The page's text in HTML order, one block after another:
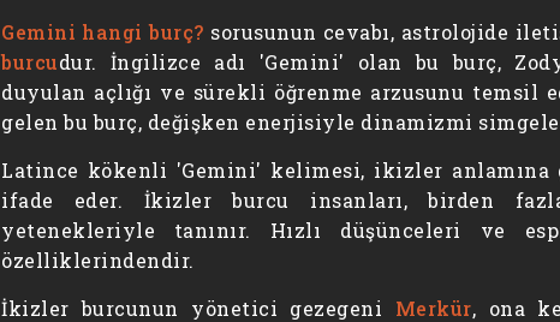
Gemini hangi burç? sorusunun cevabı, astrolojide
burcudur. İngilizce adı 'Gemini' olan bu burç,
duyulan açlığı ve sürekli öğrenme arzusunu temsil
gelen bu burç, değişken enerjisiyle dinamizmi
Latince kökenli 'Gemini' kelimesi, ikizler
ifade eder. İkizler burcu insanları, birden
yetenekleriyle tanınır. Hızlı düşünceleri ve
özelliklerindendir.
İkizler burcunun yönetici gezegeni Merkür, ona